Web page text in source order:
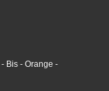
- Bis - Orange -